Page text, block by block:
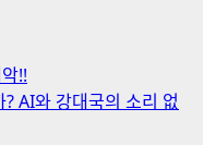
!!
AI와 강대국의 소리 없